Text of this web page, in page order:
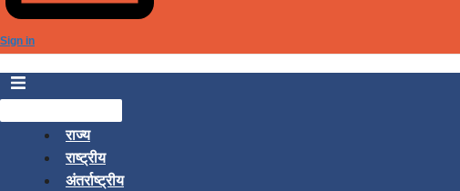
Sign in
राज्य
राष्ट्रीय
अंतर्राष्ट्रीय